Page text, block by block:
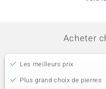
Acheter
Les meilleurs prix
Plus grand choix de pierres